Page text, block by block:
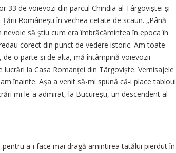
de voievozi din parcul Chindia al Târgoviștei și
Românești în vechea cetate de scaun. „Până
să știu cum era îmbrăcămintea în epoca în
corect din punct de vedere istoric. Am toate
o parte și de alta, mă întâmpină voievozii
la Casa Romanței din Târgoviște. Vernisajele
înainte. Așa a venit să-mi spună că-i place tabloul
mi le-a admirat, la București, un descendent al
a-i face mai dragă amintirea tatălui pierdut în